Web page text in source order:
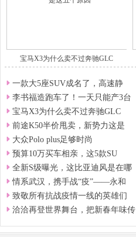
宝马X3为什么卖不过奔驰GLC
一款大5座SUV成名了，高速静
李书福造跑车了！一天只能产3台
宝马X3为什么卖不过奔驰GLC
前途K50半价甩卖，新势力这是
大众Polo plus足够时尚
预算10万买车相亲，这5款SU
全新S级曝光，这比亚迪风是在哪
情系武汉，携手战“疫”——永和
致敬所有抗战疫情一线的英雄们
洽洽再登世界舞台，把新春年味传